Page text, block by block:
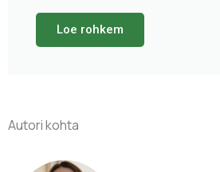
Loe rohkem
Autori kohta